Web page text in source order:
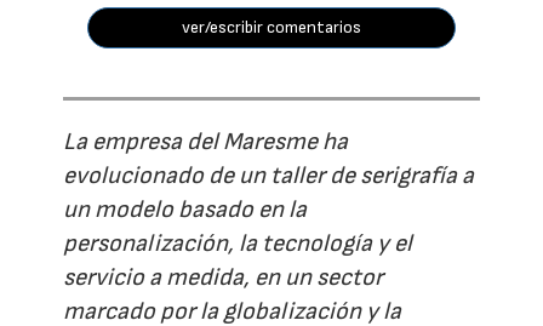
ver/escribir comentarios
La empresa del Maresme ha
evolucionado de un taller de serigrafía a
un modelo basado en la
personalización, la tecnología y el
servicio a medida, en un sector
marcado por la globalización y la